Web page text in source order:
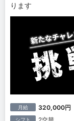
ります
月給 320,000円
シフト